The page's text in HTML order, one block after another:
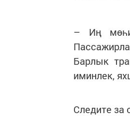
– Иң
Барлык
иминлек,
Следите